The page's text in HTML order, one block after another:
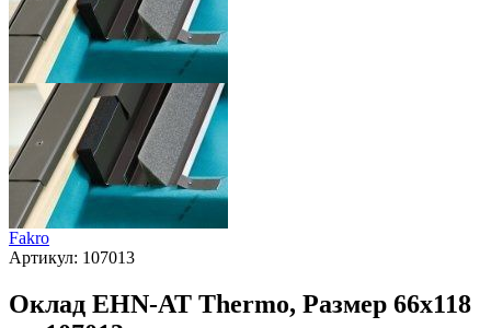
Fakro
Артикул: 107013
Оклад EHN-AT Thermo, Размер 66х118